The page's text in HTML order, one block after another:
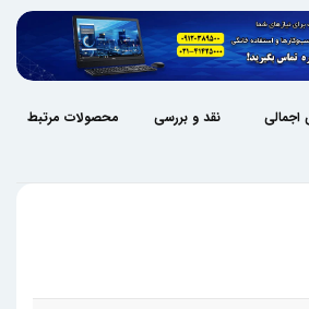
اجمالی نقد و بررسی محصولات مرتبط